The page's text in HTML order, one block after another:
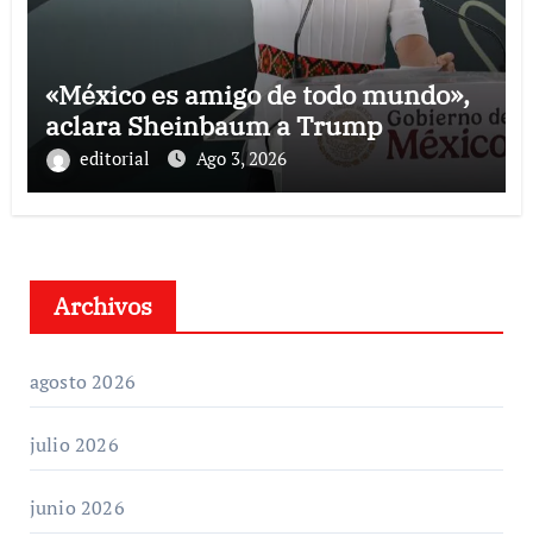
«México es amigo de todo mundo»,
aclara Sheinbaum a Trump
editorial Ago 3, 2026
Archivos
agosto 2026
julio 2026
junio 2026